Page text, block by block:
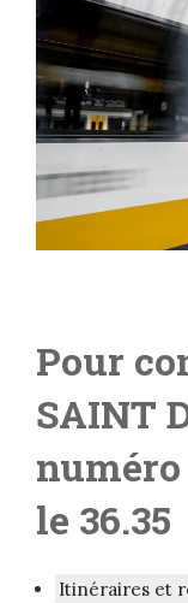
Pour
SAINT
le 36.35
Itinéraires et